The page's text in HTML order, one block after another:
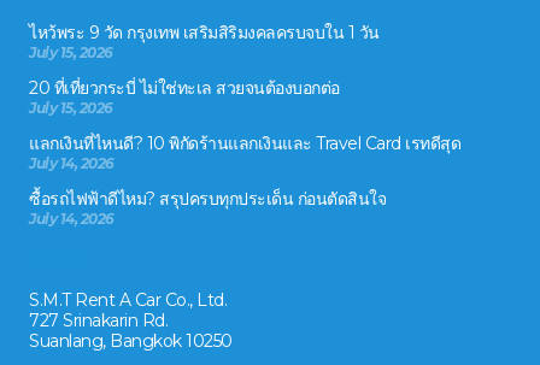
ไหว้พระ 9 วัด กรุงเทพ เสริมสิริมงคลครบจบใน 1 วัน
July 15, 2026
20 ที่เที่ยวกระบี่ ไม่ใช่ทะเล สวยจนต้องบอกต่อ
July 15, 2026
แลกเงินที่ไหนดี? 10 พิกัดร้านแลกเงินและ Travel Card เรทดีสุด
July 14, 2026
ซื้อรถไฟฟ้าดีไหม? สรุปครบทุกประเด็น ก่อนตัดสินใจ
July 14, 2026
S.M.T Rent A Car Co., Ltd.
727 Srinakarin Rd.
Suanlang, Bangkok 10250